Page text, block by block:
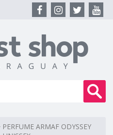
PERFUME ARMAF ODYSSEY